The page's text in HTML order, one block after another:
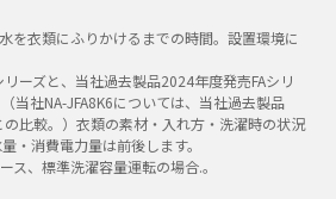
を衣類にふりかけるまでの時間。設置環境に
ーズと、当社過去製品2024年度発売FAシリ
当社NA-JFA8K6については、当社過去製品
の比較。）衣類の素材・入れ方・洗濯時の状況
・消費電力量は前後します。
、標準洗濯容量運転の場合.。​